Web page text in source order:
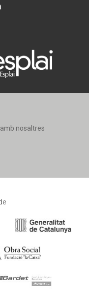
nosaltres